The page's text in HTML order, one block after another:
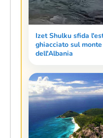
Izet Shulku sfida
ghiacciato sul
dell'Albania